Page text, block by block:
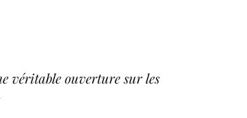
véritable ouverture sur les